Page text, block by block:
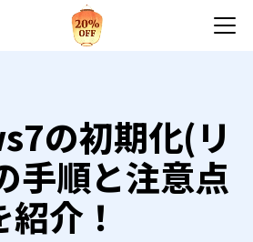
の初期化(リ
手順と注意点
紹介！